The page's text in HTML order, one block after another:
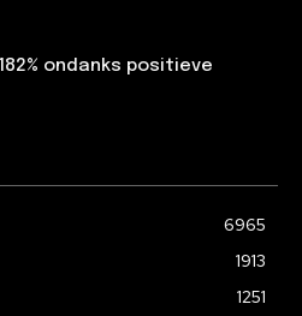
ondanks positieve
6965
1913
1251